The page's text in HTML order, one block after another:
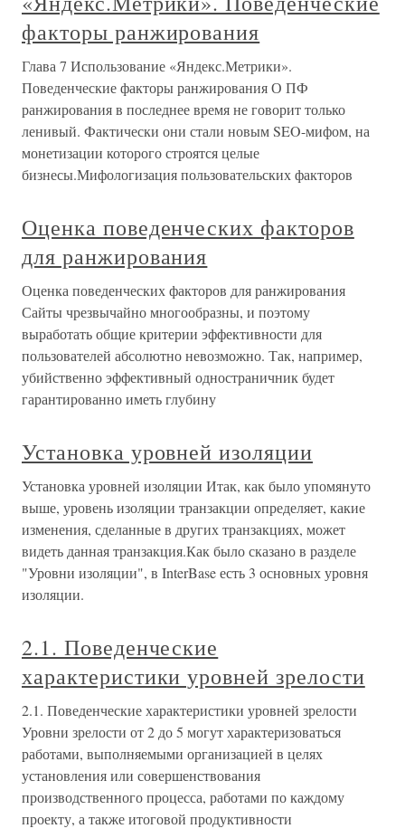
факторы ранжирования
Глава 7 Использование «Яндекс.Метрики».
Поведенческие факторы ранжирования О ПФ
ранжирования в последнее время не говорит только
ленивый. Фактически они стали новым SEO-мифом, на
монетизации которого строятся целые
бизнесы.Мифологизация пользовательских факторов
Оценка поведенческих факторов
для ранжирования
Оценка поведенческих факторов для ранжирования
Сайты чрезвычайно многообразны, и поэтому
выработать общие критерии эффективности для
пользователей абсолютно невозможно. Так, например,
убийственно эффективный одностраничник будет
гарантированно иметь глубину
Установка уровней изоляции
Установка уровней изоляции Итак, как было упомянуто
выше, уровень изоляции транзакции определяет, какие
изменения, сделанные в других транзакциях, может
видеть данная транзакция.Как было сказано в разделе
"Уровни изоляции", в InterBase есть 3 основных уровня
изоляции.
2.1. Поведенческие
характеристики уровней зрелости
2.1. Поведенческие характеристики уровней зрелости
Уровни зрелости от 2 до 5 могут характеризоваться
работами, выполняемыми организацией в целях
установления или совершенствования
производственного процесса, работами по каждому
проекту, а также итоговой продуктивности